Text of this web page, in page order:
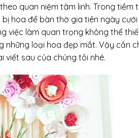
quan niệm tâm linh. Trong tiềm
hoa để bàn thờ gia tiên ngày cưới
việc làm quan trọng không thể
loại hoa đẹp mắt. Vậy cần
viết sau của chúng tôi nhé.